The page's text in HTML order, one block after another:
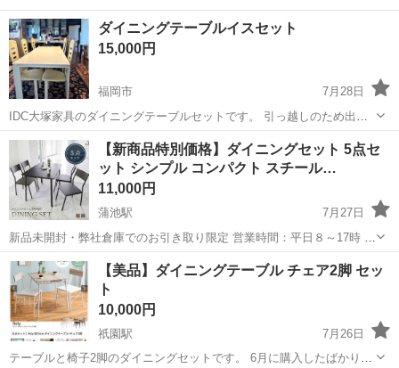
ダイニングテーブルイスセット
15,000円
福岡市
7月28日
IDC大塚家具のダイニングテーブルセットです。 引っ越しのため出品
いたします。 シンプルなホワイトカラーで、どんなインテリアにも合
わせやすいデザインです。6人掛けなので、ご家族でのお食事や来客時
にもゆったりお使いいただけま...
福岡 福岡市 ダイニングセット
【新商品特別価格】ダイニングセット 5点セ
ット シンプル コンパクト スチール…
11,000円
蒲池駅
7月27日
新品未開封・弊社倉庫でのお引き取り限定 営業時間：平日８～17時 お
問い合わせ返信：火曜日～金曜日９～１６時 ※メールの返信は順次対
応させて頂きます。 ※お問い合わせ当日のお取引はご遠慮ください。
※新品未開封のた...
福岡 大川市 蒲池駅 ダイニングセット ダイニング
【美品】ダイニングテーブル チェア2脚 セッ
ト
10,000円
祇園駅
7月26日
テーブルと椅子2脚のダイニングセットです。 6月に購入したばかりな